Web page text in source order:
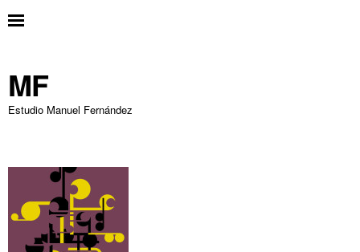
MF
Estudio Manuel Fernández